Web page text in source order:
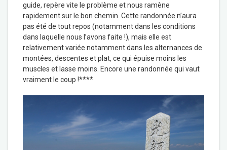
guide, repère vite le problème et nous ramène
rapidement sur le bon chemin. Cette randonnée n’aura
pas été de tout repos (notamment dans les conditions
dans laquelle nous l’avons faite !), mais elle est
relativement variée notamment dans les alternances de
montées, descentes et plat, ce qui épuise moins les
muscles et lasse moins. Encore une randonnée qui vaut
vraiment le coup !****